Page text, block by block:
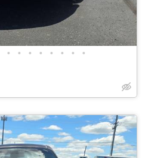
• • • • • • • •